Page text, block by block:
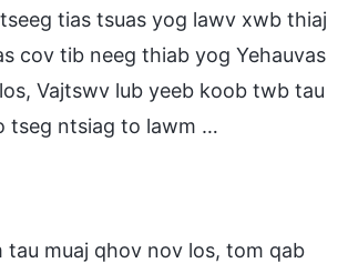
tias tsuas yog lawv xwb thiaj
cov tib neeg thiab yog Yehauvas
Vajtswv lub yeeb koob twb tau
tseg ntsiag to lawm …
tau muaj qhov nov los, tom qab